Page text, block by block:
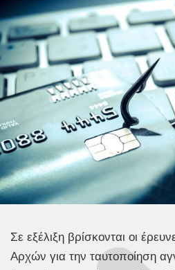
Σε εξέλιξη βρίσκονται οι
Αρχών για την ταυτοποίηση